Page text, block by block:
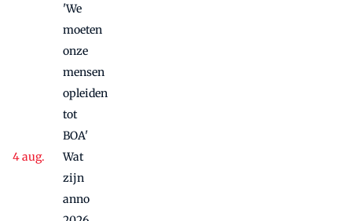
'We
moeten
onze
mensen
opleiden
tot
BOA'
Wat
zijn
anno